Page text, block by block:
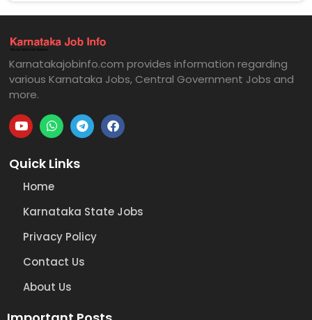
Karnatakajobinfo.com provides information regarding
various Karnataka Jobs, Central Government Jobs and
more.
Quick Links
Home
Karnataka State Jobs
Privacy Policy
Contact Us
About Us